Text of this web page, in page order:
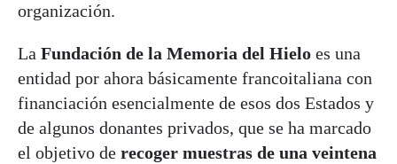
organización.
La Fundación de la Memoria del Hielo es una
entidad por ahora básicamente francoitaliana con
financiación esencialmente de esos dos Estados y
de algunos donantes privados, que se ha marcado
el objetivo de recoger muestras de una veintena